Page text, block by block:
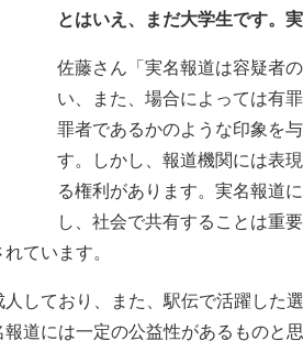
とはいえ、まだ大学生です。
佐藤さん「実名報道は容疑者
い、また、場合によっては有
罪者であるかのような印象を
す。しかし、報道機関には表
る権利があります。実名報道
し、社会で共有することは重
ています。
しており、また、駅伝で活躍した
道には一定の公益性があるものと